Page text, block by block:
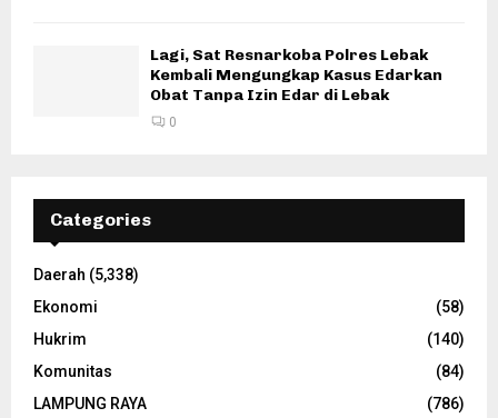
Lagi, Sat Resnarkoba Polres Lebak
Kembali Mengungkap Kasus Edarkan
Obat Tanpa Izin Edar di Lebak
0
Categories
Daerah (5,338)
Ekonomi
(58)
Hukrim
(140)
Komunitas
(84)
LAMPUNG RAYA
(786)